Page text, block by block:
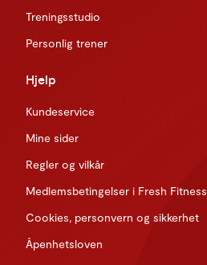
Treningsstudio
Personlig trener
Hjelp
Kundeservice
Mine sider
Regler og vilkår
Medlemsbetingelser i Fresh Fitness
Cookies, personvern og sikkerhet
Åpenhetsloven